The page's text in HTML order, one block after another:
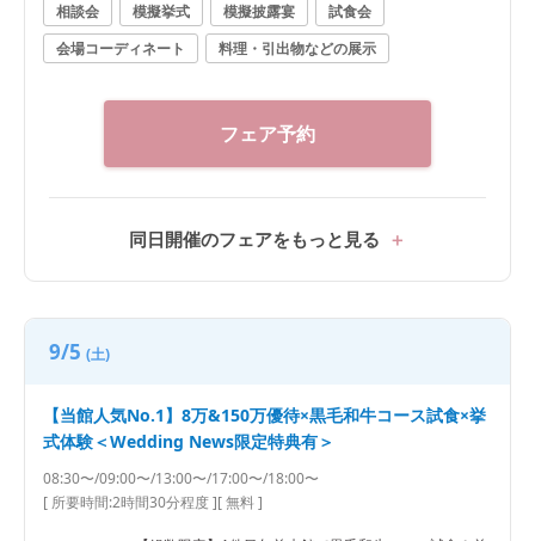
相談会
模擬挙式 模擬披露宴
試食会
会場コーディネート
料理・引出物などの展示
フェア予約
同日開催のフェアをもっと見る
9/5 (土)
【当館人気No.1】8万&150万優待×黒毛和牛コース試食×挙
式体験＜Wedding News限定特典有＞
08:30〜/09:00〜/13:00〜/17:00〜/18:00〜
[ 所要時間:2時間30分程度][ 無料 ]